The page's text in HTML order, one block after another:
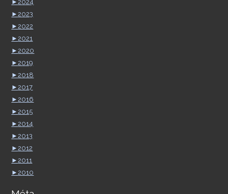
►2024
►2023
►2022
►2021
►2020
►2019
►2018
►2017
►2016
►2015
►2014
►2013
►2012
►2011
►2010